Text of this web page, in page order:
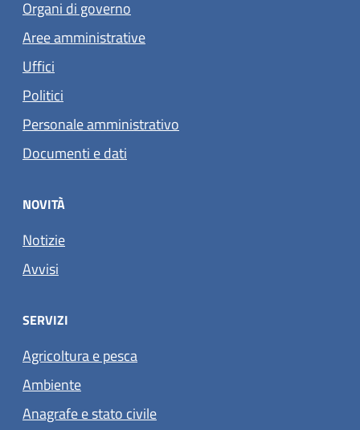
Organi di governo
Aree amministrative
Uffici
Politici
Personale amministrativo
Documenti e dati
NOVITÀ
Notizie
Avvisi
SERVIZI
Agricoltura e pesca
Ambiente
Anagrafe e stato civile